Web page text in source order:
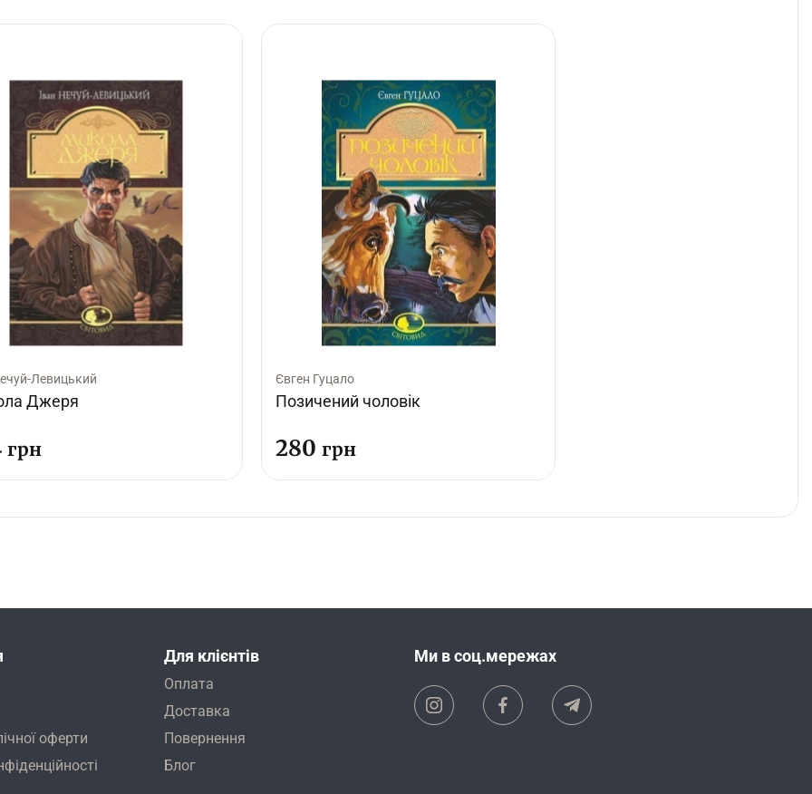
Левицький
Джеря
грн
Євген Гуцало
Позичений чоловік
280 грн
оферти
Для клієнтів
Оплата
Доставка
Повернення
Блог
Ми в соц.мережах